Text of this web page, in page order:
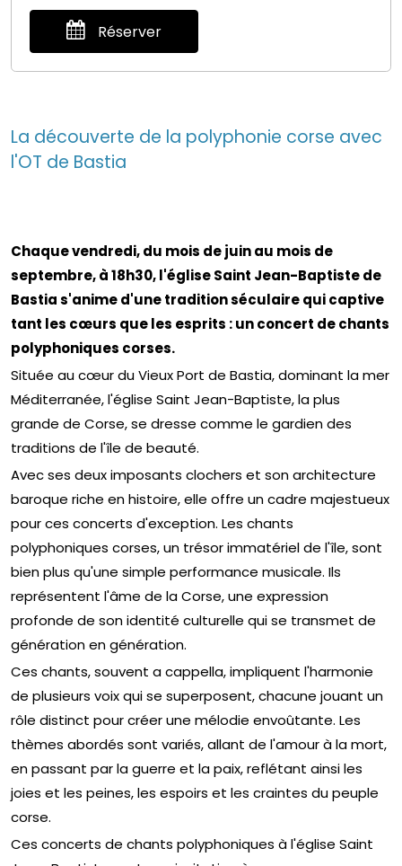
Réserver
La découverte de la polyphonie corse avec
l'OT de Bastia
Chaque vendredi, du mois de juin au mois de
septembre, à 18h30, l'église Saint Jean-Baptiste de
Bastia s'anime d'une tradition séculaire qui captive
tant les cœurs que les esprits : un concert de chants
polyphoniques corses.
Située au cœur du Vieux Port de Bastia, dominant la mer
Méditerranée, l'église Saint Jean-Baptiste, la plus
grande de Corse, se dresse comme le gardien des
traditions de l'île de beauté.
Avec ses deux imposants clochers et son architecture
baroque riche en histoire, elle offre un cadre majestueux
pour ces concerts d'exception. Les chants
polyphoniques corses, un trésor immatériel de l'île, sont
bien plus qu'une simple performance musicale. Ils
représentent l'âme de la Corse, une expression
profonde de son identité culturelle qui se transmet de
génération en génération.
Ces chants, souvent a cappella, impliquent l'harmonie
de plusieurs voix qui se superposent, chacune jouant un
rôle distinct pour créer une mélodie envoûtante. Les
thèmes abordés sont variés, allant de l'amour à la mort,
en passant par la guerre et la paix, reflétant ainsi les
joies et les peines, les espoirs et les craintes du peuple
corse.
Ces concerts de chants polyphoniques à l'église Saint